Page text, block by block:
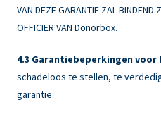
VAN DEZE GARANTIE ZAL
OFFICIER VAN Donorbox.
Garantiebeperkingen voor
schadeloos te stellen, te
garantie.